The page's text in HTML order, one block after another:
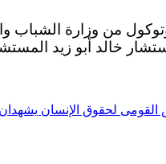
من وزارة الشباب
خالد أبو زيد
لحقوق الإنسان